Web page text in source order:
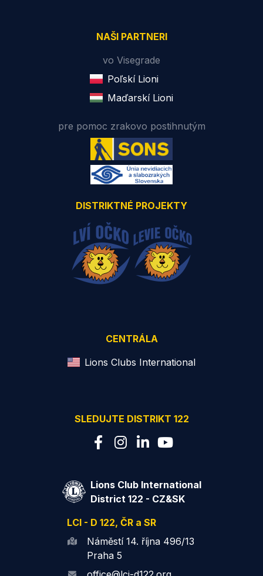
NAŠI PARTNERI
vo Visegrade
Poľskí Lioni
Maďarskí Lioni
pre pomoc zrakovo postihnutým
DISTRIKTNÉ PROJEKTY
CENTRÁLA
Lions Clubs International
SLEDUJTE DISTRIKT 122
Lions Club International
District 122 - CZ&SK
LCI - D 122, ČR a SR
Náměstí 14. října 496/13
Praha 5